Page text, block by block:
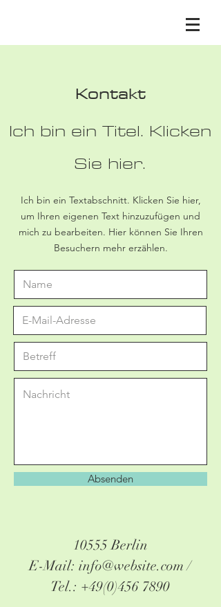
Kontakt
Ich bin ein Titel. ​Klicken
Sie hier.
Ich bin ein Textabschnitt. Klicken Sie hier,
um Ihren eigenen Text hinzuzufügen und
mich zu bearbeiten. Hier können Sie Ihren
Besuchern mehr erzählen.
Absenden
10555 Berlin
E-Mail: info@website.com /
Tel.: +49(0)456 7890